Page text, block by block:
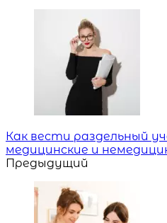
Как вести раздельный
медицинские и
Предыдущий